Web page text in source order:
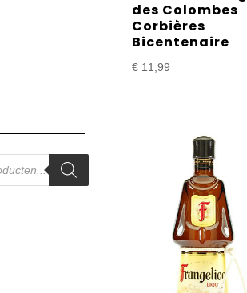
des Colombes
Corbières
Bicentenaire
€11,99